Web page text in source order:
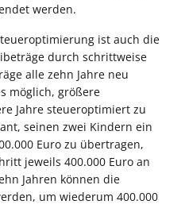
werden.
ist auch die
durch schrittweise
alle zehn Jahre neu
möglich, größere
Jahre steueroptimiert zu
seinen zwei Kindern ein
Euro zu übertragen,
jeweils 400.000 Euro an
Jahren können die
um wiederum 400.000